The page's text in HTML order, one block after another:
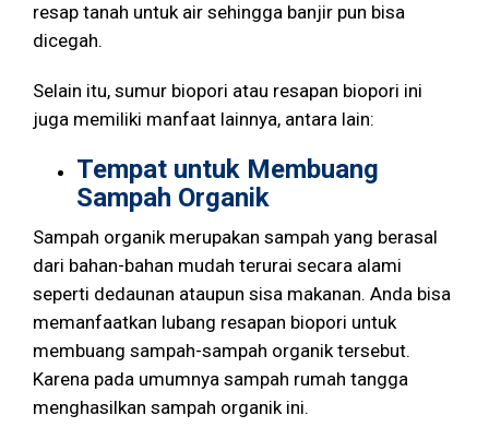
resap tanah untuk air sehingga banjir pun bisa
dicegah.
Selain itu, sumur biopori atau resapan biopori ini
juga memiliki manfaat lainnya, antara lain:
Tempat untuk Membuang
Sampah Organik
Sampah organik merupakan sampah yang berasal
dari bahan-bahan mudah terurai secara alami
seperti dedaunan ataupun sisa makanan. Anda bisa
memanfaatkan lubang resapan biopori untuk
membuang sampah-sampah organik tersebut.
Karena pada umumnya sampah rumah tangga
menghasilkan sampah organik ini.